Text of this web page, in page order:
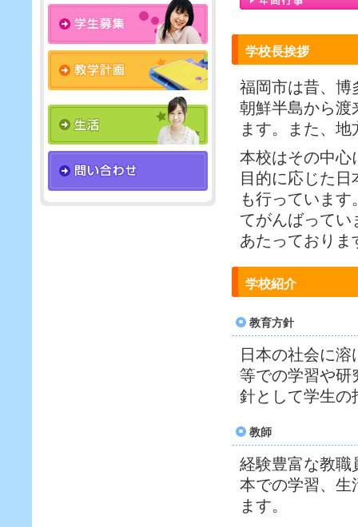
学校長挨拶
福岡市は昔、博
朝鮮半島から渡
ます。また、
本校はその中心
目的に応じた
も行っていま
てがんばってい
あたっておりま
学校紹介
教育方針
日本の社会に
等での学習や研
針として学生の
教師
経験豊富な教職
本での学習、生
ます。